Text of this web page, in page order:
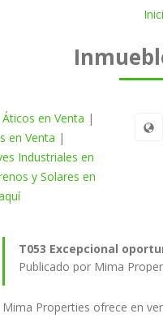
Áticos en Venta |
en Venta |
Industriales en
y Solares en
T053 Excepcional
Publicado por Mima
Mima Properties ofrece en